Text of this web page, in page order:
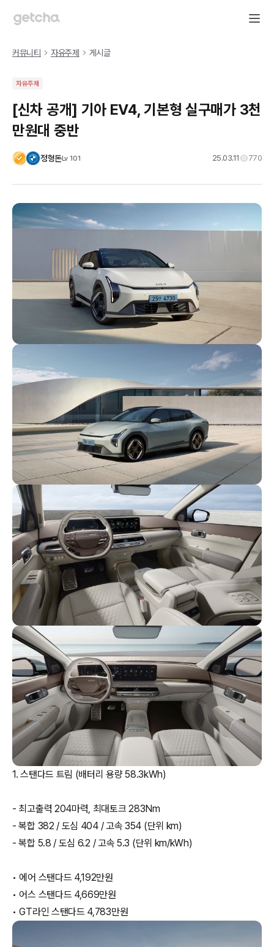
커뮤니티 자유주제 게시글
자유주제
[신차 공개] 기아 EV4, 기본형 실구매가 3천
만원대 중반
정형돈Lv 101 25.03.11 770
1. 스탠다드 트림 (배터리 용량 58.3kWh)
- 최고출력 204마력, 최대토크 283Nm
- 복합 382 / 도심 404 / 고속 354 (단위 km)
- 복합 5.8 / 도심 6.2 / 고속 5.3 (단위 km/kWh)
• 에어 스탠다드 4,192만원
• 어스 스탠다드 4,669만원
• GT라인 스탠다드 4,783만원